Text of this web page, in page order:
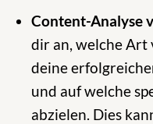
Content-Analyse
dir an, welche
deine
und auf welche
abzielen. Dies